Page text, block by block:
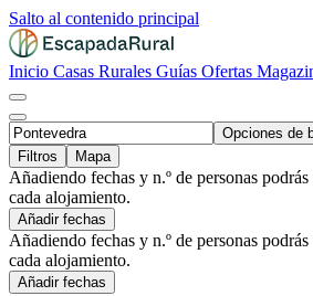
Salto al contenido principal
Inicio Casas Rurales Guías Ofertas
Opciones de
Filtros
Mapa
Añadiendo fechas y n.º de personas
cada alojamiento.
Añadir fechas
Añadiendo fechas y n.º de personas
cada alojamiento.
Añadir fechas